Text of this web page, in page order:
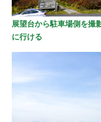
展望台から駐車場側を撮
に行ける